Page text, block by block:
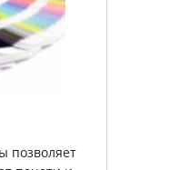
позволяет